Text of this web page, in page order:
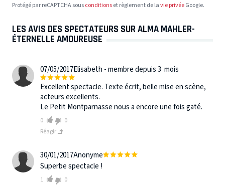
Protégé par reCAPTCHA sousconditionset règlement de lavie privéeGoogle.
LES AVIS DES SPECTATEURS SUR ALMA MAHLER-
ÉTERNELLE AMOUREUSE
07/05/2017Elisabeth - membre depuis 3 mois
Excellent spectacle. Texte écrit, belle mise en scène,
acteurs excellents.
Le Petit Montparnasse nous a encore une fois gaté.
0
0
Réagir
30/01/2017Anonyme
Superbe spectacle !
1
0